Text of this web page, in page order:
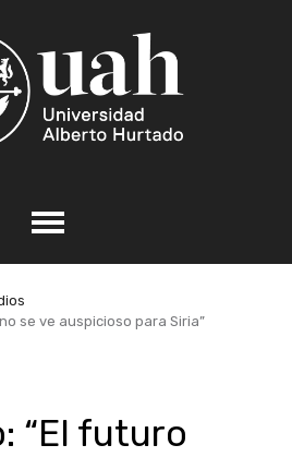
se ve auspicioso para Siria”
“El futuro